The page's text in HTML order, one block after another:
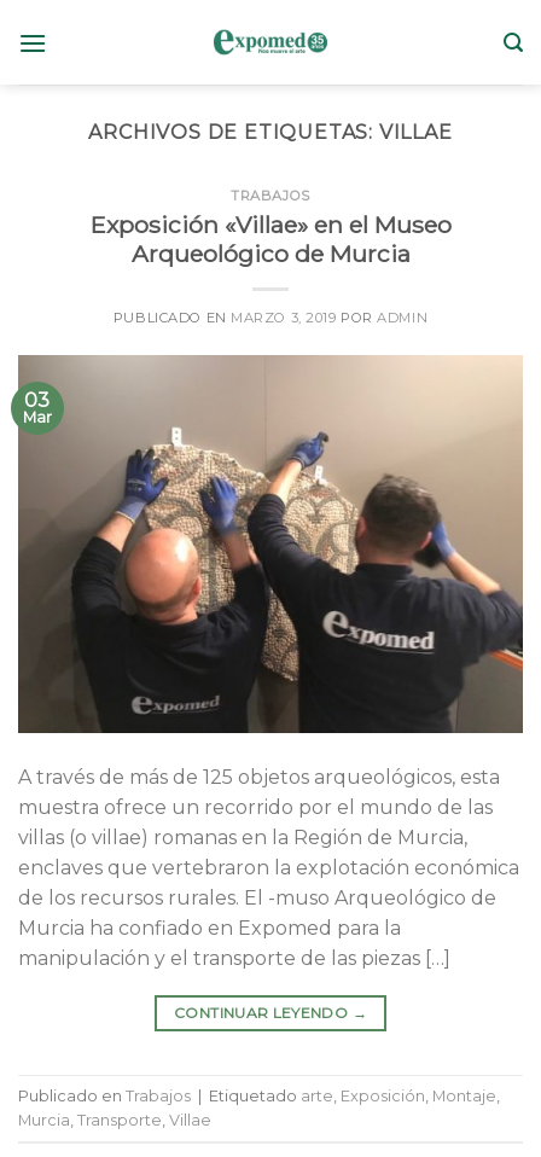
ARCHIVOS DE ETIQUETAS: VILLAE
TRABAJOS
Exposición «Villae» en el Museo
Arqueológico de Murcia
PUBLICADO EN MARZO 3, 2019 PORADMIN
03
Mar
A través de más de 125 objetos arqueológicos, esta
muestra ofrece un recorrido por el mundo de las
villas (o villae) romanas en la Región de Murcia,
enclaves que vertebraron la explotación económica
de los recursos rurales. El -muso Arqueológico de
Murcia ha confiado en Expomed para la
manipulación y el transporte de las piezas […]
CONTINUAR LEYENDO →
Publicado en Trabajos | Etiquetado arte Exposición Montaje
Murcia Transporte Villae